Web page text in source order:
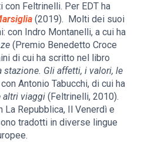
Feltrinelli. Per EDT ha
(2019). Molti dei suoi
con Indro Montanelli, a cui ha
(Premio Benedetto Croce
di cui ha scritto nel libro
stazione. Gli affetti, i valori, le
Antonio Tabucchi, di cui ha
altri viaggi(Feltrinelli, 2010).
La Repubblica, Il Venerdì e
tradotti in diverse lingue